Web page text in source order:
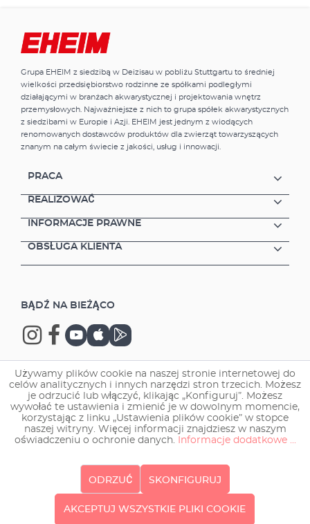
Grupa EHEIM z siedzibą w Deizisau w pobliżu Stuttgartu to średniej
wielkości przedsiębiorstwo rodzinne ze spółkami podległymi
działającymi w branżach akwarystycznej i projektowania wnętrz
przemysłowych. Najważniejsze z nich to grupa spółek akwarystycznych
z siedzibami w Europie i Azji. EHEIM jest jednym z wiodących
renomowanych dostawców produktów dla zwierząt towarzyszących
znanym na całym świecie z jakości, usług i innowacji.
PRACA
REALIZOWAĆ
INFORMACJE PRAWNE
OBSŁUGA KLIENTA
BĄDŹ NA BIEŻĄCO
Copyright © 2026 EHEIM GmbH & Co. KG.
Używamy plików cookie na naszej stronie internetowej do
celów analitycznych i innych narzędzi stron trzecich. Możesz
je odrzucić lub włączyć, klikając „Konfiguruj”. Możesz
wywołać te ustawienia i zmienić je w dowolnym momencie,
korzystając z linku „Ustawienia plików cookie” w stopce
naszej witryny. Więcej informacji znajdziesz w naszym
oświadczeniu o ochronie danych.
Informacje dodatkowe ...
ODRZUĆ SKONFIGURUJ
AKCEPTUJ WSZYSTKIE PLIKI COOKIE